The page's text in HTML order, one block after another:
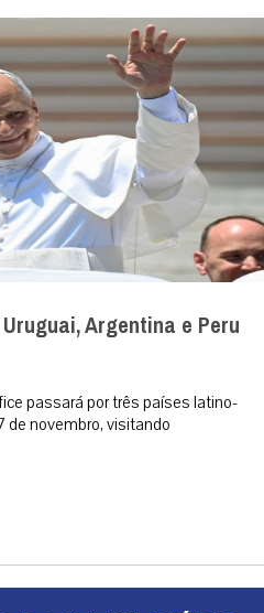
Argentina e Peru
passará por três países latino-
de novembro, visitando